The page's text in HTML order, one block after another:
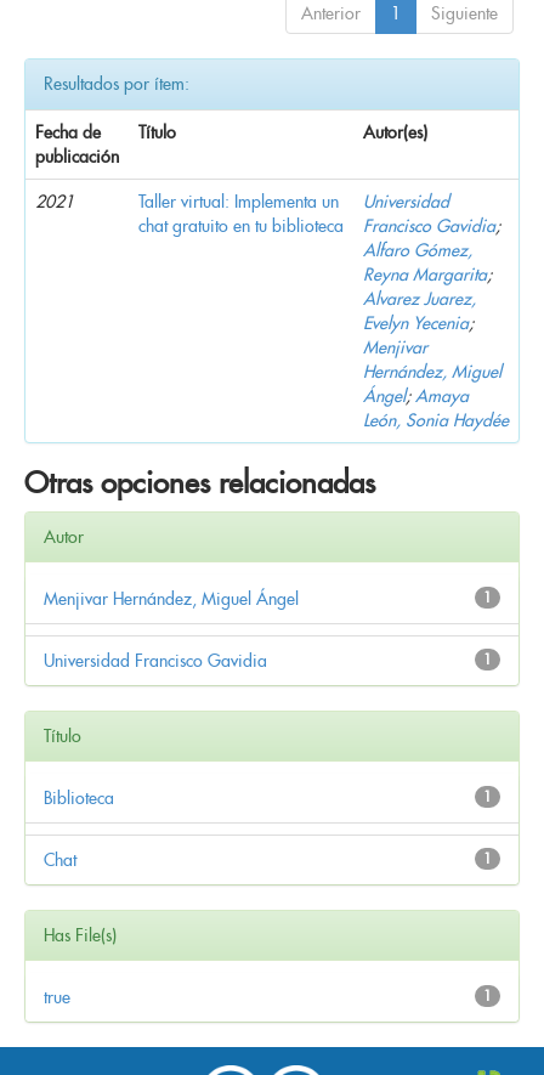
Anterior 1 Siguiente
Resultados por ítem:
Fecha de
publicación
Título Autor(es)
2021
Taller virtual: Implementa un
chat gratuito en tu biblioteca
Universidad
Francisco Gavidia;
Alfaro Gómez,
Reyna Margarita;
Alvarez Juarez,
Evelyn Yecenia;
Menjivar
Hernández, Miguel
Ángel; Amaya
León, Sonia Haydée
Otras opciones relacionadas
Autor
1
Menjivar Hernández, Miguel Ángel
1
Universidad Francisco Gavidia
Título
1
Biblioteca
1
Chat
Has File(s)
1
true